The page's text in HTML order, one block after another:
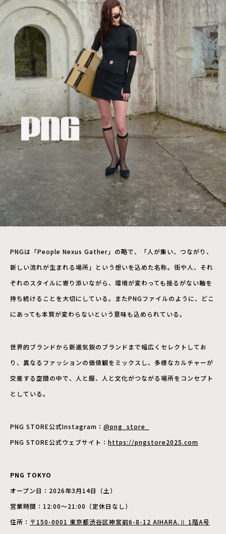
PNGは「People Nexus Gather」の略で、「人が集い、つながり、
新しい流れが生まれる場所」という想いを込めた名称。街や人、それ
ぞれのスタイルに寄り添いながら、環境が変わっても揺るがない軸を
持ち続けることを大切にしている。またPNGファイルのように、どこ
にあっても本質が変わらないという意味も込められている。
世界的ブランドから新進気鋭のブランドまで幅広くセレクトしてお
り、異なるファッションの価値観をミックスし、多様なカルチャーが
交差する空間の中で、人と服、人と文化がつながる場所をコンセプト
としている。
PNG STORE公式Instagram： @png_store_
PNG STORE公式ウェブサイト： https://pngstore2025.com
PNG TOKYO
オープン日：2026年3月14日（土）
営業時間：12:00〜21:00（定休日なし）
住所： 〒150-0001 東京都渋谷区神宮前6-8-12 AIHARA.Ⅱ 1階A号